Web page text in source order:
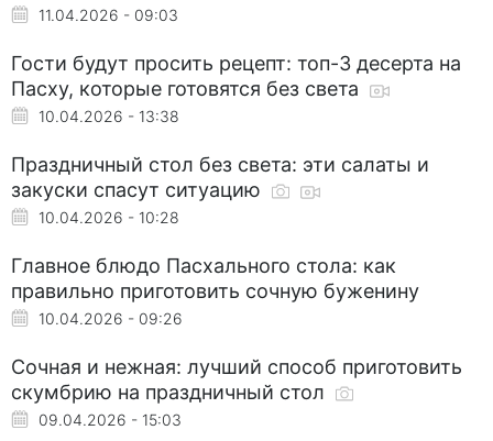
11.04.2026 - 09:03
Гости будут просить рецепт: топ-3 десерта на
Пасху, которые готовятся без света
10.04.2026 - 13:38
Праздничный стол без света: эти салаты и
закуски спасут ситуацию
10.04.2026 - 10:28
Главное блюдо Пасхального стола: как
правильно приготовить сочную буженину
10.04.2026 - 09:26
Сочная и нежная: лучший способ приготовить
скумбрию на праздничный стол
09.04.2026 - 15:03